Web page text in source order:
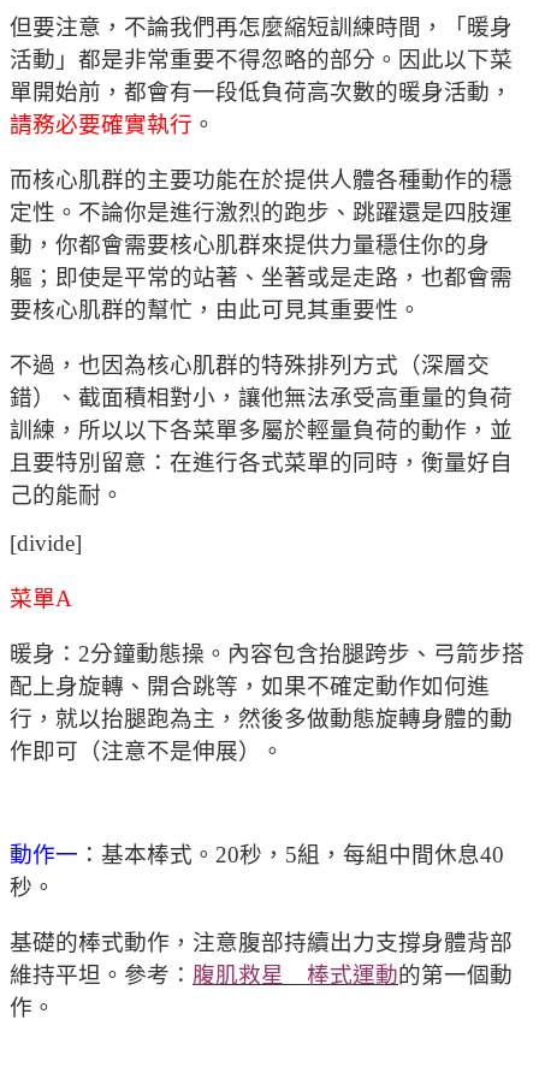
但要注意，不論我們再怎麼縮短訓練時間，「暖身
活動」都是非常重要不得忽略的部分。因此以下菜
單開始前，都會有一段低負荷高次數的暖身活動，
請務必要確實執行 。
而核心肌群的主要功能在於提供人體各種動作的穩
定性。不論你是進行激烈的跑步、跳躍還是四肢運
動，你都會需要核心肌群來提供力量穩住你的身
軀；即使是平常的站著、坐著或是走路，也都會需
要核心肌群的幫忙，由此可見其重要性。
不過，也因為核心肌群的特殊排列方式（深層交
錯）、截面積相對小，讓他無法承受高重量的負荷
訓練，所以以下各菜單多屬於輕量負荷的動作，並
且要特別留意：在進行各式菜單的同時，衡量好自
己的能耐。
[divide]
菜單A
暖身：2分鐘動態操。內容包含抬腿跨步、弓箭步搭
配上身旋轉、開合跳等，如果不確定動作如何進
行，就以抬腿跑為主，然後多做動態旋轉身體的動
作即可（注意不是伸展）。
動作一 ：基本棒式。20秒，5組，每組中間休息40
秒。
基礎的棒式動作，注意腹部持續出力支撐身體背部
維持平坦。參考： 腹肌救星 棒式運動的第一個動
作。